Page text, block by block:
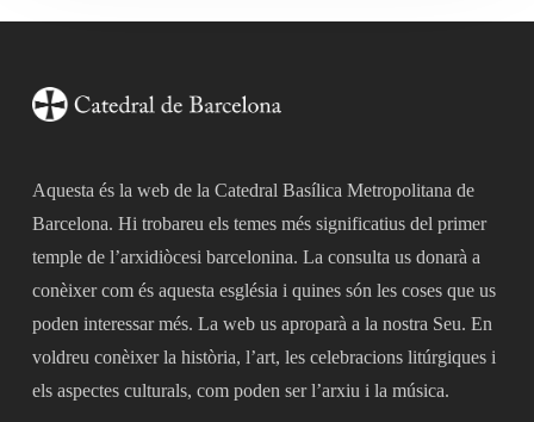
Aquesta és la web de la Catedral Basílica Metropolitana de
Barcelona. Hi trobareu els temes més significatius del primer
temple de l’arxidiòcesi barcelonina. La consulta us donarà a
conèixer com és aquesta església i quines són les coses que us
poden interessar més. La web us aproparà a la nostra Seu. En
voldreu conèixer la història, l’art, les celebracions litúrgiques i
els aspectes culturals, com poden ser l’arxiu i la música.